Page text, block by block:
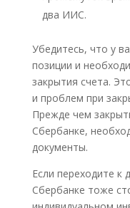
два ИИС.
Убедитесь, что у
позиции и
закрытия счета.
и проблем при
Прежде чем
Сбербанке,
документы.
Если переходите к
Сбербанке тоже